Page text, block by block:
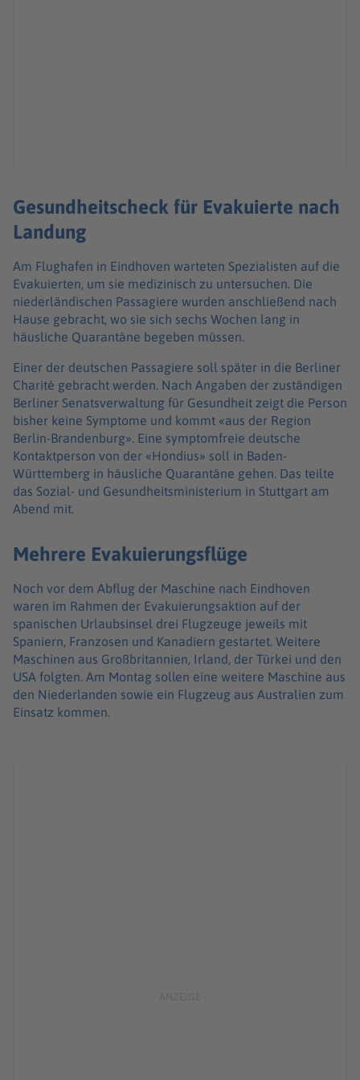
Gesundheitscheck für Evakuierte nach
Landung
Am Flughafen in Eindhoven warteten Spezialisten auf die
Evakuierten, um sie medizinisch zu untersuchen. Die
niederländischen Passagiere wurden anschließend nach
Hause gebracht, wo sie sich sechs Wochen lang in
häusliche Quarantäne begeben müssen.
Einer der deutschen Passagiere soll später in die Berliner
Charité gebracht werden. Nach Angaben der zuständigen
Berliner Senatsverwaltung für Gesundheit zeigt die Person
bisher keine Symptome und kommt «aus der Region
Berlin-Brandenburg». Eine symptomfreie deutsche
Kontaktperson von der «Hondius» soll in Baden-
Württemberg in häusliche Quarantäne gehen. Das teilte
das Sozial- und Gesundheitsministerium in Stuttgart am
Abend mit.
Mehrere Evakuierungsflüge
Noch vor dem Abflug der Maschine nach Eindhoven
waren im Rahmen der Evakuierungsaktion auf der
spanischen Urlaubsinsel drei Flugzeuge jeweils mit
Spaniern, Franzosen und Kanadiern gestartet. Weitere
Maschinen aus Großbritannien, Irland, der Türkei und den
USA folgten. Am Montag sollen eine weitere Maschine aus
den Niederlanden sowie ein Flugzeug aus Australien zum
Einsatz kommen.